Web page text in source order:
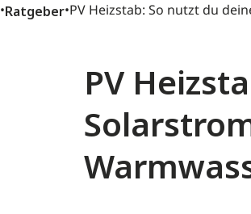
•Ratgeber•PV Heizstab: So nutzt du
PV